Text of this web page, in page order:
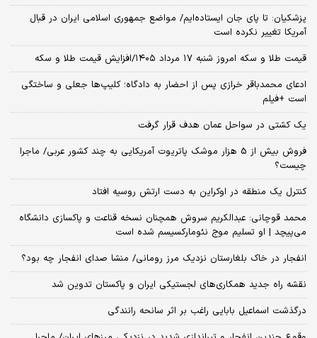
پزشکیان: تا پای جان ایستاده‌ایم/ مواضع جمهوری اسلامی ایران در قبال
آمریکا تغییر نکرده است
قیمت طلا و سکه امروز شنبه ۱۷ مرداد ۱۴۰۵/افزایش قیمت طلا و سکه
ادعای محمدباقر خرازی پس از احضار به دادگاه؛ کلیپ‌ها جعلی و ساختگی
است +فیلم
یک کشتی در سواحل عمان هدف قرار گرفت
فروش بیش از 5 هزار موشک پاتریوت آمریکایی به چند کشور عربی/ ماجرا
چیست؟
کنترل یک منطقه در اوکراین به دست ارتش روسیه افتاد
محمد قوچانی: عبدالکریم سروش همچنان نسخه قناعت و پاکسازی دانشگاه
می‌پیچد | او تسلیم موج نئومارکسیسم شده است
انفجار در خاک بلغارستان نزدیک مرز رومانی/ منشا صدای انفجار چه بود؟
نقشه راه جدید همکاری‌های لجستیکی ایران و پاکستان تدوین شد
درگذشت اسماعیل بابایی راغب بر اثر سانحه رانندگی